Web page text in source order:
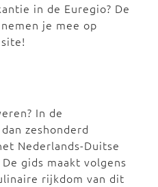
in de Euregio? De
je mee op
In de
zeshonderd
Nederlands-Duitse
gids maakt volgens
rijkdom van dit